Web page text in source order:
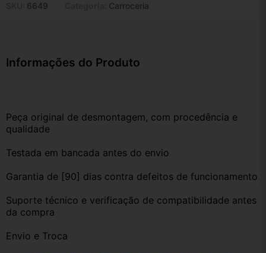
6649 Carroceria
Informações do Produto
Peça original de desmontagem, com procedência e
qualidade
Testada em bancada antes do envio
Garantia de [90] dias contra defeitos de funcionamento
Suporte técnico e verificação de compatibilidade antes
da compra
Envio e Troca